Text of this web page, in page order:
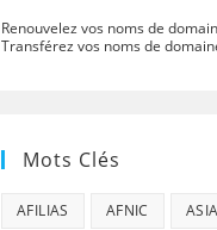
Renouvelez vos noms de
Transférez vos noms de
Mots Clés
AFILIAS AFNIC ASIA